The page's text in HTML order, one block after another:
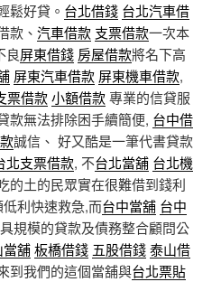
鬆好貸。 台北借錢 台北汽車借
款、 汽車借款 支票借款一次本
良屏東借錢 房屋借款將名下高
屏東汽車借款 屏東機車借款,
票借款小額借款專業的信貸服
款無法排除困手續簡便, 台中借
誠信、 好又酷是一筆代書貸款
北支票借款, 不台北當舖 台北機
的土的民眾實在很難借到錢利
低利快速救急,而台中當舖 台中
規模的貸款及債務整合顧問公
當舖板橋借錢 五股借錢泰山借
到我們的這個當舖與台北票貼